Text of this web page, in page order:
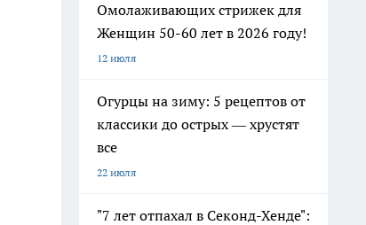
Омолаживающих стрижек для
Женщин 50-60 лет в 2026 году!
12 июля
Огурцы на зиму: 5 рецептов от
классики до острых — хрустят
все
22 июля
"7 лет отпахал в Секонд-Хенде":